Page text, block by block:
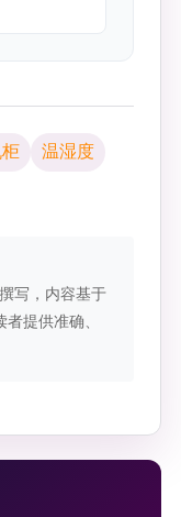
温湿度
写，内容基于
提供准确、